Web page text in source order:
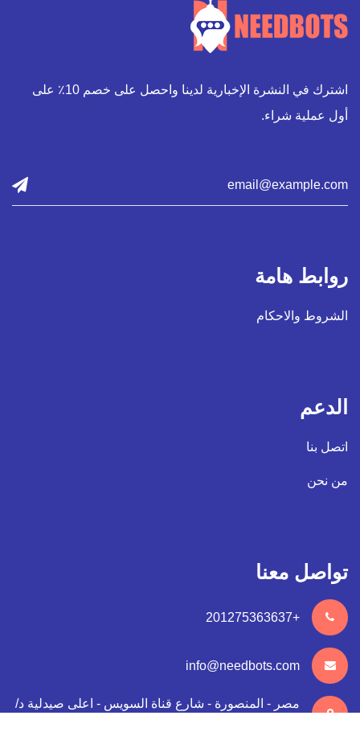
اشترك في النشرة الإخبارية لدينا واحصل على خصم 10٪ على
أول عملية شراء.
روابط هامة
الشروط والاحكام
الدعم
اتصل بنا
من نحن
تواصل معنا
+201275363637
info@needbots.com
مصر - المنصورة - شارع قناة السويس - اعلى صيدلية د/